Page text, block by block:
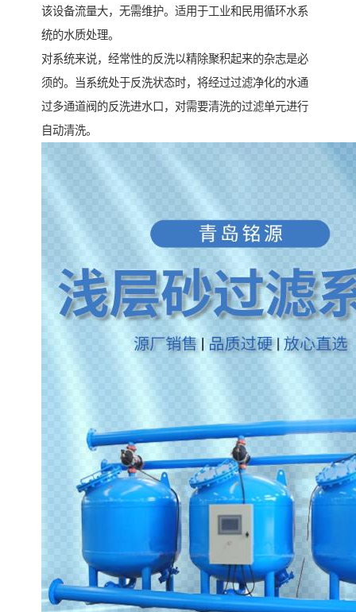
该设备流量大，无需维护。适用于工业和民用循环水系
统的水质处理。
对系统来说，经常性的反洗以精除聚积起来的杂志是必
须的。当系统处于反洗状态时，将经过过滤净化的水通
过多通道阀的反洗进水口，对需要清洗的过滤单元进行
自动清洗。